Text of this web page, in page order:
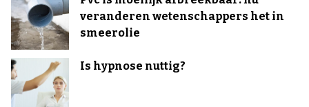
veranderen wetenschappers het in
smeerolie
Is hypnose nuttig?